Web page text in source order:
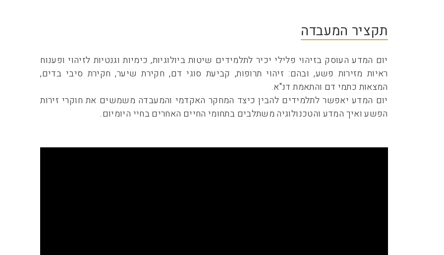
ניווט
תקציר המעבדה
יום המדע העוסק בזיהוי פלילי יכיר לתלמידים שיטות ביולוגיות, כימיות וגנטיות לזיהוי ופענוח
ראיות מזירות פשע, ובהם: זיהוי תרופות, קביעת סוגי דם, חקירת שיער, חקירת סיבי בדים,
המצאות כתמי דם והתאמת דנ"א.
יום המדע יאפשר לתלמידים להבין כיצד המחקר האקדמי והמעבדה משמשים את חוקרי זירות
הפשע ואיך המדע והטכנולוגיה משתלבים בתחומי החיים האחרים בחיי היומיום.